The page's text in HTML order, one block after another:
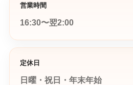
営業時間
16:30〜翌2:00
定休日
日曜・祝日・年末年始